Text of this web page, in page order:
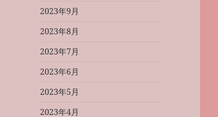
2023年9月
2023年8月
2023年7月
2023年6月
2023年5月
2023年4月